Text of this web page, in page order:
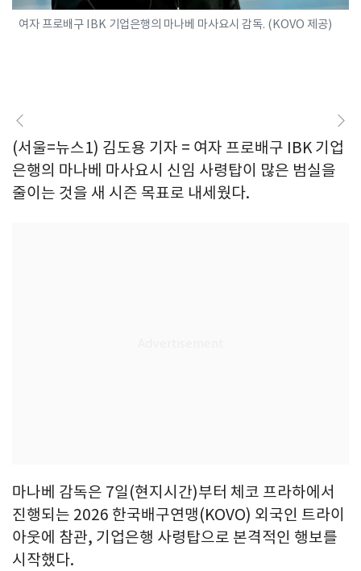
여자 프로배구 IBK 기업은행의 마나베 마사요시 감독. (KOVO 제공)
(서울=뉴스1) 김도용 기자 = 여자 프로배구 IBK 기업
은행의 마나베 마사요시 신임 사령탑이 많은 범실을
줄이는 것을 새 시즌 목표로 내세웠다.
마나베 감독은 7일(현지시간)부터 체코 프라하에서
진행되는 2026 한국배구연맹(KOVO) 외국인 트라이
아웃에 참관, 기업은행 사령탑으로 본격적인 행보를
시작했다.